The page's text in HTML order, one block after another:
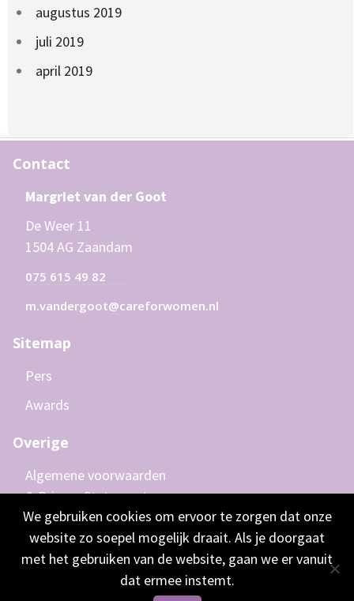
augustus 2019
juli 2019
april 2019
Contact
Margriet van der Goot
De Weer 11
1504 AG Zaandam
075 615 49 82
m.vandergoot@careforwomen.nl
Sitemap
Pers
Awards
Overige
Algemene voorwaarden
& Privacy Statement
Disclaimer
Alle rechten voorbehouden, Care for Women -
We gebruiken cookies om ervoor te zorgen dat onze
website zo soepel mogelijk draait. Als je doorgaat
met het gebruiken van de website, gaan we er vanuit
dat ermee instemt.